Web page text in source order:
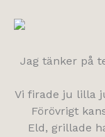
Jag tänker på
Vi firade ju lilla
Förövrigt
Eld, grillade